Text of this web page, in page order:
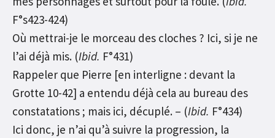
F°s423-424)
Où mettrai-je le morceau des cloches ? Ici, si je ne
l’ai déjà mis. (Ibid. F°431)
Rappeler que Pierre [en interligne : devant la
Grotte 10-42] a entendu déjà cela au bureau des
constatations ; mais ici, décuplé. – (Ibid. F°434)
Ici donc, je n’ai qu’à suivre la progression, la